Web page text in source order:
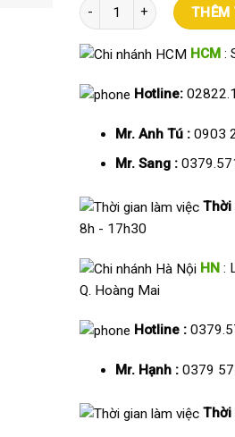
Máy chấm công vân tay
THÊM
HCM:
Hotline:
Mr. Anh Tú : 0903
Mr. Sang :
8h - 17h30
HN:
Q. Hoàng Mai
Hotline :
Mr. Hạnh : 0379